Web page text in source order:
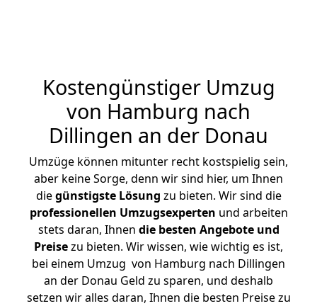
Kostengünstiger Umzug
von Hamburg nach
Dillingen an der Donau
Umzüge können mitunter recht kostspielig sein,
aber keine Sorge, denn wir sind hier, um Ihnen
diegünstigste Lösung zu bieten. Wir sind die
professionellen Umzugsexperten und arbeiten
stets daran, Ihnen die besten Angebote und
Preisezu bieten. Wir wissen, wie wichtig es ist,
bei einem Umzug von Hamburg nach Dillingen
an der Donau Geld zu sparen, und deshalb
setzen wir alles daran, Ihnen die besten Preise zu